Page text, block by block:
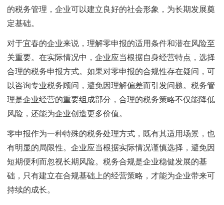
的税务管理，企业可以建立良好的社会形象，为长期发展奠
定基础。
对于宜春的企业来说，理解零申报的适用条件和潜在风险至
关重要。在实际情况中，企业应当根据自身经营特点，选择
合理的税务申报方式。如果对零申报的合规性存在疑问，可
以咨询专业税务顾问，避免因理解偏差而引发问题。税务管
理是企业经营的重要组成部分，合理的税务策略不仅能降低
风险，还能为企业创造更多价值。
零申报作为一种特殊的税务处理方式，既有其适用场景，也
有明显的局限性。企业应当根据实际情况谨慎选择，避免因
短期便利而忽视长期风险。税务合规是企业稳健发展的基
础，只有建立在合规基础上的经营策略，才能为企业带来可
持续的成长。